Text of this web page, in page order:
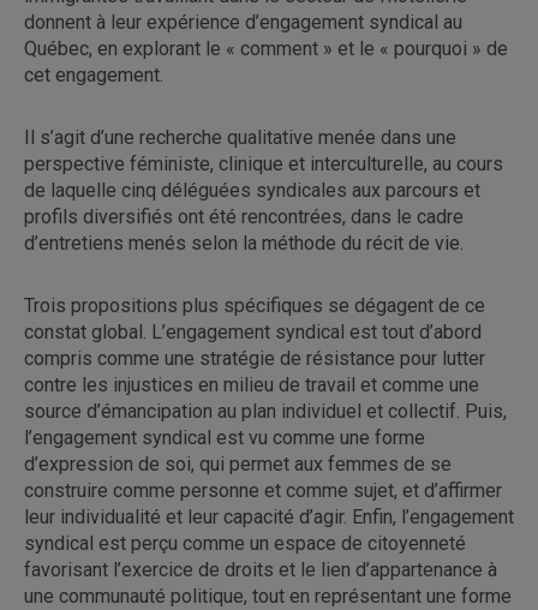
donnent à leur expérience d’engagement syndical au
Québec, en explorant le « comment » et le « pourquoi » de
cet engagement.
Il s’agit d’une recherche qualitative menée dans une
perspective féministe, clinique et interculturelle, au cours
de laquelle cinq déléguées syndicales aux parcours et
profils diversifiés ont été rencontrées, dans le cadre
d’entretiens menés selon la méthode du récit de vie.
Trois propositions plus spécifiques se dégagent de ce
constat global. L’engagement syndical est tout d’abord
compris comme une stratégie de résistance pour lutter
contre les injustices en milieu de travail et comme une
source d’émancipation au plan individuel et collectif. Puis,
l’engagement syndical est vu comme une forme
d’expression de soi, qui permet aux femmes de se
construire comme personne et comme sujet, et d’affirmer
leur individualité et leur capacité d’agir. Enfin, l’engagement
syndical est perçu comme un espace de citoyenneté
favorisant l’exercice de droits et le lien d’appartenance à
une communauté politique, tout en représentant une forme